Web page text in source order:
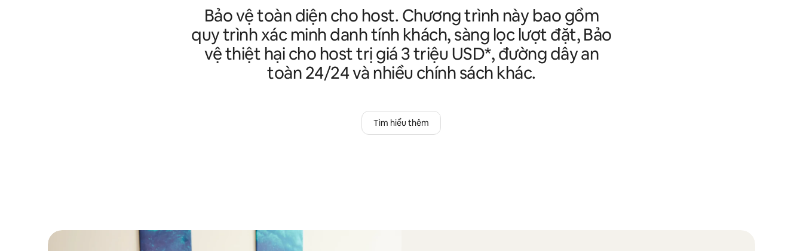
Bảo vệ toàn diện cho host. Chương trình này bao gồm
quy trình xác minh danh tính khách, sàng lọc lượt đặt, Bảo
vệ thiệt hại cho host trị giá 3 triệu USD*, đường dây an
toàn 24/24 và nhiều chính sách khác.
Tìm hiểu thêm